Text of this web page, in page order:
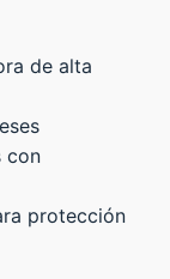
de alta
con
protección